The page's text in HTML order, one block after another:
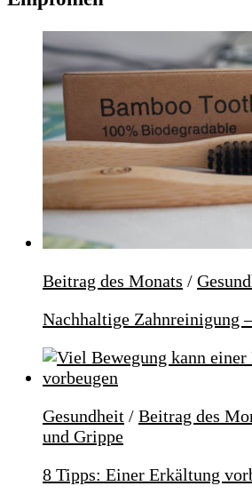
Beitrag des Monats /
Nachhaltige Zahnreinigung
Gesundheit / Beitrag des
und Grippe
8 Tipps: Einer Erkältung